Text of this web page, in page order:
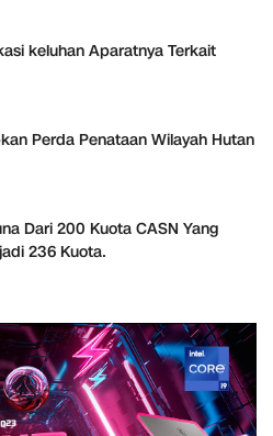
keluhan Aparatnya Terkait
Perda Penataan Wilayah Hutan
Dari 200 Kuota CASN Yang
236 Kuota.